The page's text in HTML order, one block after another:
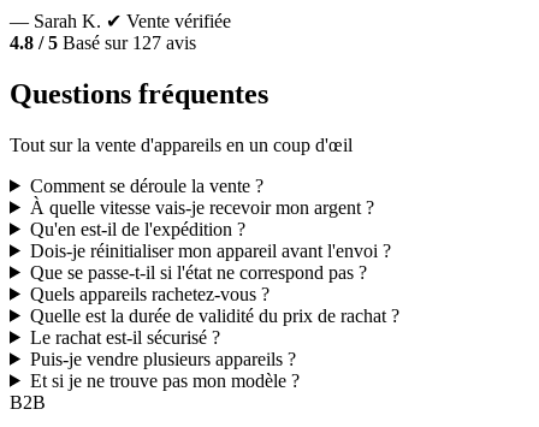
— Sarah K. ✔ Vente vérifiée
4.8 / 5 Basé sur 127 avis
Questions fréquentes
Tout sur la vente d'appareils en un coup d'œil
Comment se déroule la vente ?
À quelle vitesse vais-je recevoir mon argent ?
Qu'en est-il de l'expédition ?
Dois-je réinitialiser mon appareil avant l'envoi ?
Que se passe-t-il si l'état ne correspond pas ?
Quels appareils rachetez-vous ?
Quelle est la durée de validité du prix de rachat ?
Le rachat est-il sécurisé ?
Puis-je vendre plusieurs appareils ?
Et si je ne trouve pas mon modèle ?
B2B